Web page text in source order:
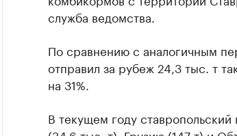
служба ведомства.
По сравнению с аналогичным
отправил за рубеж 24,3 тыс. т
на 31%.
В текущем году